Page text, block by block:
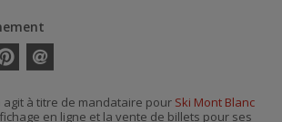
courriel
à titre de mandataire pour Ski Mont Blanc
en ligne et la vente de billets pour ses